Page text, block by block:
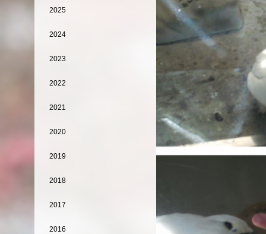
2025
2024
2023
2022
2021
2020
2019
2018
2017
2016